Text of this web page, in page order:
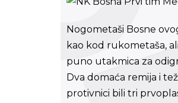
Nogometaši Bosne
kao kod rukometaša,
puno utakmica za
Dva domaća remija i
protivnici bili tri